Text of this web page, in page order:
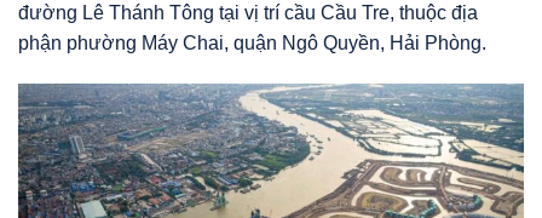
đường Lê Thánh Tông tại vị trí cầu Cầu Tre, thuộc địa
phận phường Máy Chai, quận Ngô Quyền, Hải Phòng.